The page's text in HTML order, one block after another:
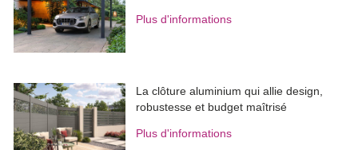
Plus d'informations
La clôture aluminium qui allie design,
robustesse et budget maîtrisé
Plus d'informations